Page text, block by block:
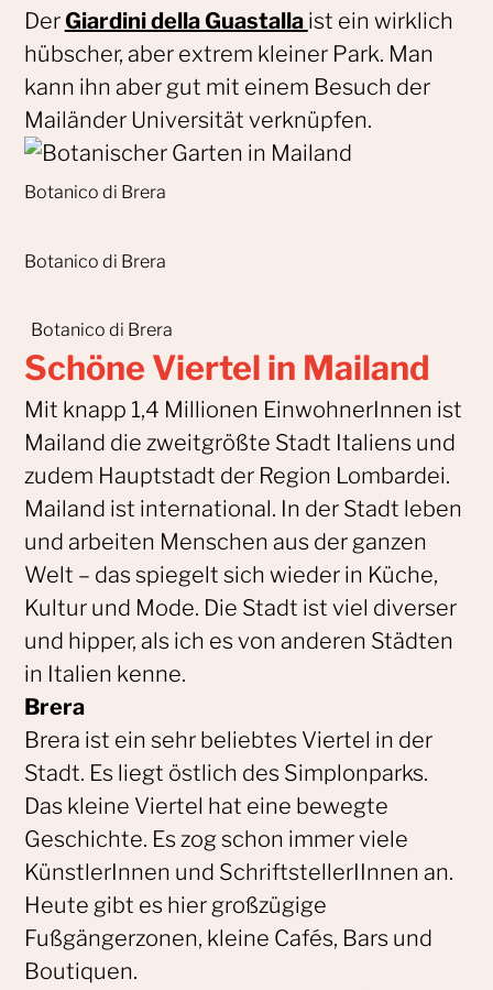
DerGiardini della Guastalla ist ein wirklich
hübscher, aber extrem kleiner Park. Man
kann ihn aber gut mit einem Besuch der
Mailänder Universität verknüpfen.
Botanico di Brera
Botanico di Brera
Botanico di Brera
Schöne Viertel in Mailand
Mit knapp 1,4 Millionen EinwohnerInnen ist
Mailand die zweitgrößte Stadt Italiens und
zudem Hauptstadt der Region Lombardei.
Mailand ist international. In der Stadt leben
und arbeiten Menschen aus der ganzen
Welt – das spiegelt sich wieder in Küche,
Kultur und Mode. Die Stadt ist viel diverser
und hipper, als ich es von anderen Städten
in Italien kenne.
Brera
Brera ist ein sehr beliebtes Viertel in der
Stadt. Es liegt östlich des Simplonparks.
Das kleine Viertel hat eine bewegte
Geschichte. Es zog schon immer viele
KünstlerInnen und SchriftstellerIInnen an.
Heute gibt es hier großzügige
Fußgängerzonen, kleine Cafés, Bars und
Boutiquen.